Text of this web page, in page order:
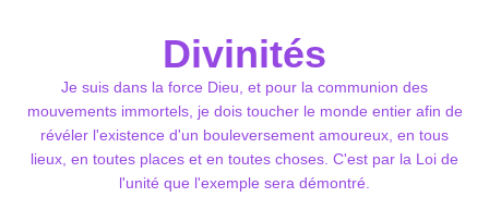
Divinités
Je suis dans la force Dieu, et pour la communion des
mouvements immortels, je dois toucher le monde entier afin de
révéler l'existence d'un bouleversement amoureux, en tous
lieux, en toutes places et en toutes choses. C'est par la Loi de
l'unité que l'exemple sera démontré.